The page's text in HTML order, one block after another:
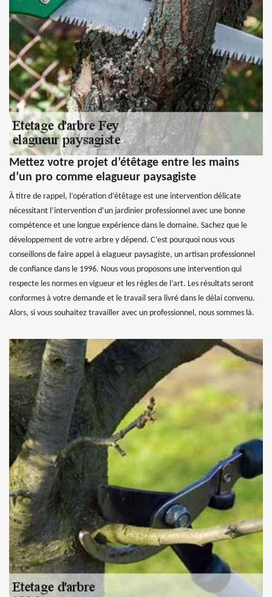
Mettez votre projet d’étêtage entre les mains
d’un pro comme elagueur paysagiste
À titre de rappel, l’opération d’étêtage est une intervention délicate
nécessitant l’intervention d’un jardinier professionnel avec une bonne
compétence et une longue expérience dans le domaine. Sachez que le
développement de votre arbre y dépend. C’est pourquoi nous vous
conseillons de faire appel à elagueur paysagiste, un artisan professionnel
de confiance dans le 1996. Nous vous proposons une intervention qui
respecte les normes en vigueur et les règles de l’art. Les résultats seront
conformes à votre demande et le travail sera livré dans le délai convenu.
Alors, si vous souhaitez travailler avec un professionnel, nous sommes là.